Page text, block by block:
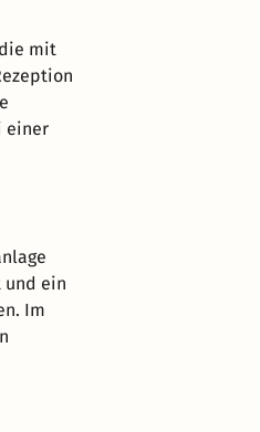
mit
einer
und ein
Im